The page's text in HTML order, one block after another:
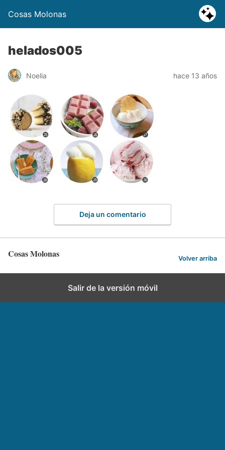
Cosas Molonas
helados005
Noelia hace 13 años
Deja un comentario
Cosas Molonas Volver arriba
Salir de la versión móvil